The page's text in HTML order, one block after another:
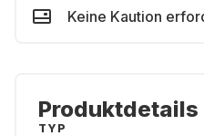
Keine Kaution
Produktdetails
TYP